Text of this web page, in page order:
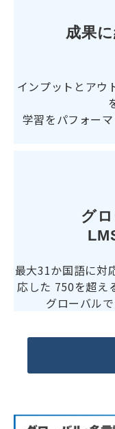
成果
インプットとアウ
学習をパフォー
グ
最大31か国語に対
応した 750を超え
グローバル